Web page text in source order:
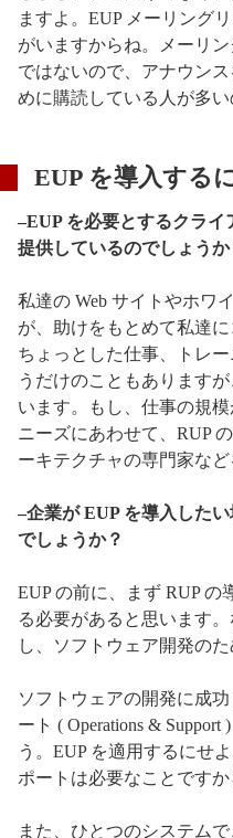
ますよ。EUP メーリング
がいますからね。メーリ
ではないので、アナウン
めに購読している人が多い
EUP を導入する
–EUP を必要とするクラ
提供しているのでしょうか
私達の Web サイトやホワ
が、助けをもとめて私達
ちょっとした仕事、トレ
うだけのこともあります
います。もし、仕事の規
ニーズにあわせて、RUP
ーキテクチャの専門家など
–企業が EUP を導入した
でしょうか？
EUP の前に、まず RUP
る必要があると思います
し、ソフトウェア開発の
ソフトウェアの開発に成
ート ( Operations &
う。EUP を適用するにせ
ポートは必要なことですか
また、ひとつのシステム